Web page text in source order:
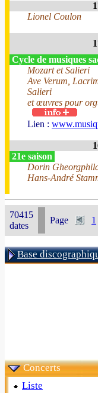
Lionel Coulon
Cycle de musiques
Mozart et Salieri
Ave Verum,
Salieri
et œuvres pour
Lien :
21e saison
Dorin
Hans-André
70415
dates
Page 1
Base
Concerts
Liste